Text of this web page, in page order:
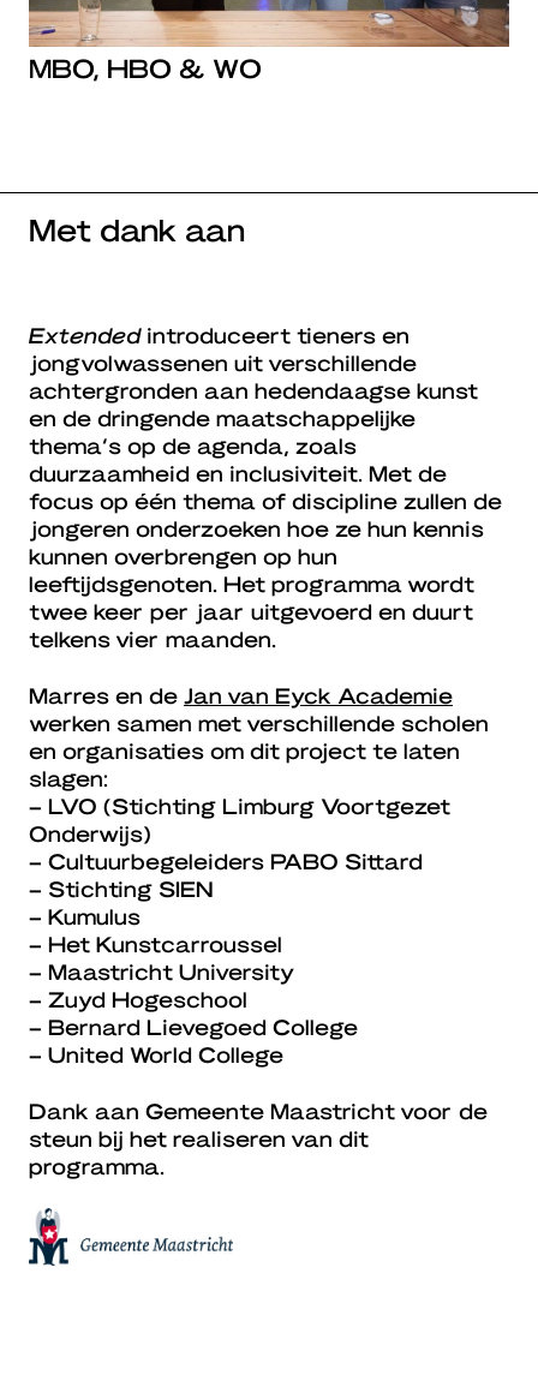
MBO, HBO & WO
Met dank aan
Extendedintroduceert tieners en
jongvolwassenen uit verschillende
achtergronden aan hedendaagse kunst
en de dringende maatschappelijke
thema’s op de agenda, zoals
duurzaamheid en inclusiviteit. Met de
focus op één thema of discipline zullen de
jongeren onderzoeken hoe ze hun kennis
kunnen overbrengen op hun
leeftijdsgenoten. Het programma wordt
twee keer per jaar uitgevoerd en duurt
telkens vier maanden.
Marres en de Jan van Eyck Academie
werken samen met verschillende scholen
en organisaties om dit project te laten
slagen:
– LVO (Stichting Limburg Voortgezet
Onderwijs)
– Cultuurbegeleiders PABO Sittard
– Stichting SIEN
– Kumulus
– Het Kunstcarroussel
– Maastricht University
– Zuyd Hogeschool
– Bernard Lievegoed College
– United World College
Dank aan Gemeente Maastricht voor de
steun bij het realiseren van dit
programma.